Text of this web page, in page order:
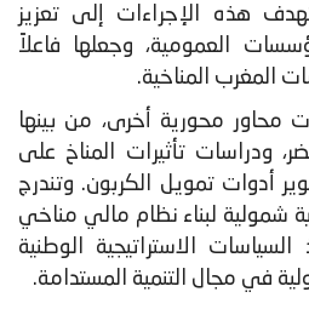
هذه الإجراءات إلى تعزيز
العمومية، وجعلها فاعلاً
المغرب المناخية.
محاور محورية أخرى، من بينها
ودراسات تأثيرات المناخ على
أدوات تمويل الكربون. وتندرج
شمولية لبناء نظام مالي مناخي
الاستراتيجية الوطنية
في مجال التنمية المستدامة.